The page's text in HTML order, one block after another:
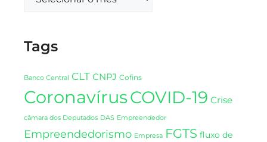
Tags
Banco Central CLT CNPJ Cofins
CoronavírusCOVID-19 Crise
câmara dos Deputados DAS Empreendedor
Empreendedorismo Empresa FGTS fluxo de